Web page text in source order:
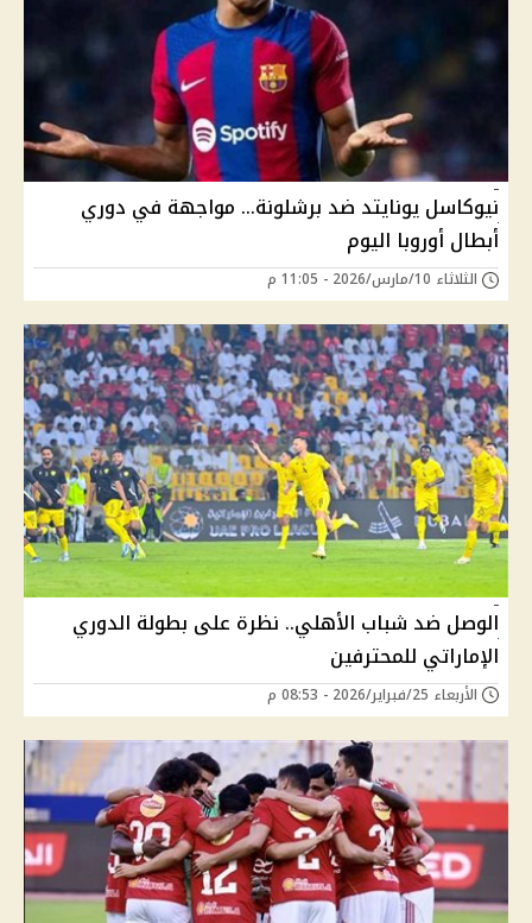
نيوكاسل يونايتد ضد برشلونة… مواجهة في دوري
أبطال أوروبا اليوم
الثلاثاء 10/مارس/2026 - 11:05 م
الوصل ضد شباب الأهلي.. نظرة على بطولة الدوري
الإماراتي للمحترفين
الأربعاء 25/فبراير/2026 - 08:53 م